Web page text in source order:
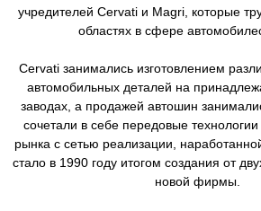
учредителей Cervati и Magri, которые
областях в сфере
Cervati занимались изготовлением
автомобильных деталей на
заводах, а продажей автошин
сочетали в себе передовые
рынка с сетью реализации,
стало в 1990 году итогом создания от
новой фирмы.